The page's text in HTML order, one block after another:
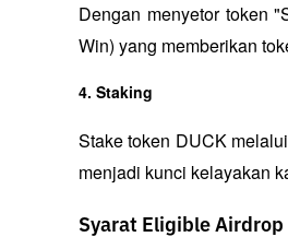
Dengan menyetor token
Win) yang memberikan
4. Staking
Stake token DUCK
menjadi kunci kelayakan
Syarat Eligible Airdrop